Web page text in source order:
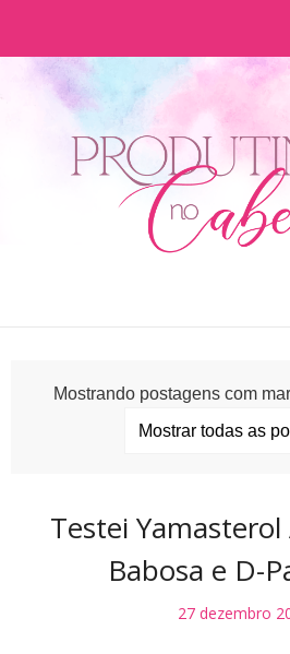
Mostrando postagens com
Mostrar todas as
Testei
Babosa e D-
27 dezembro